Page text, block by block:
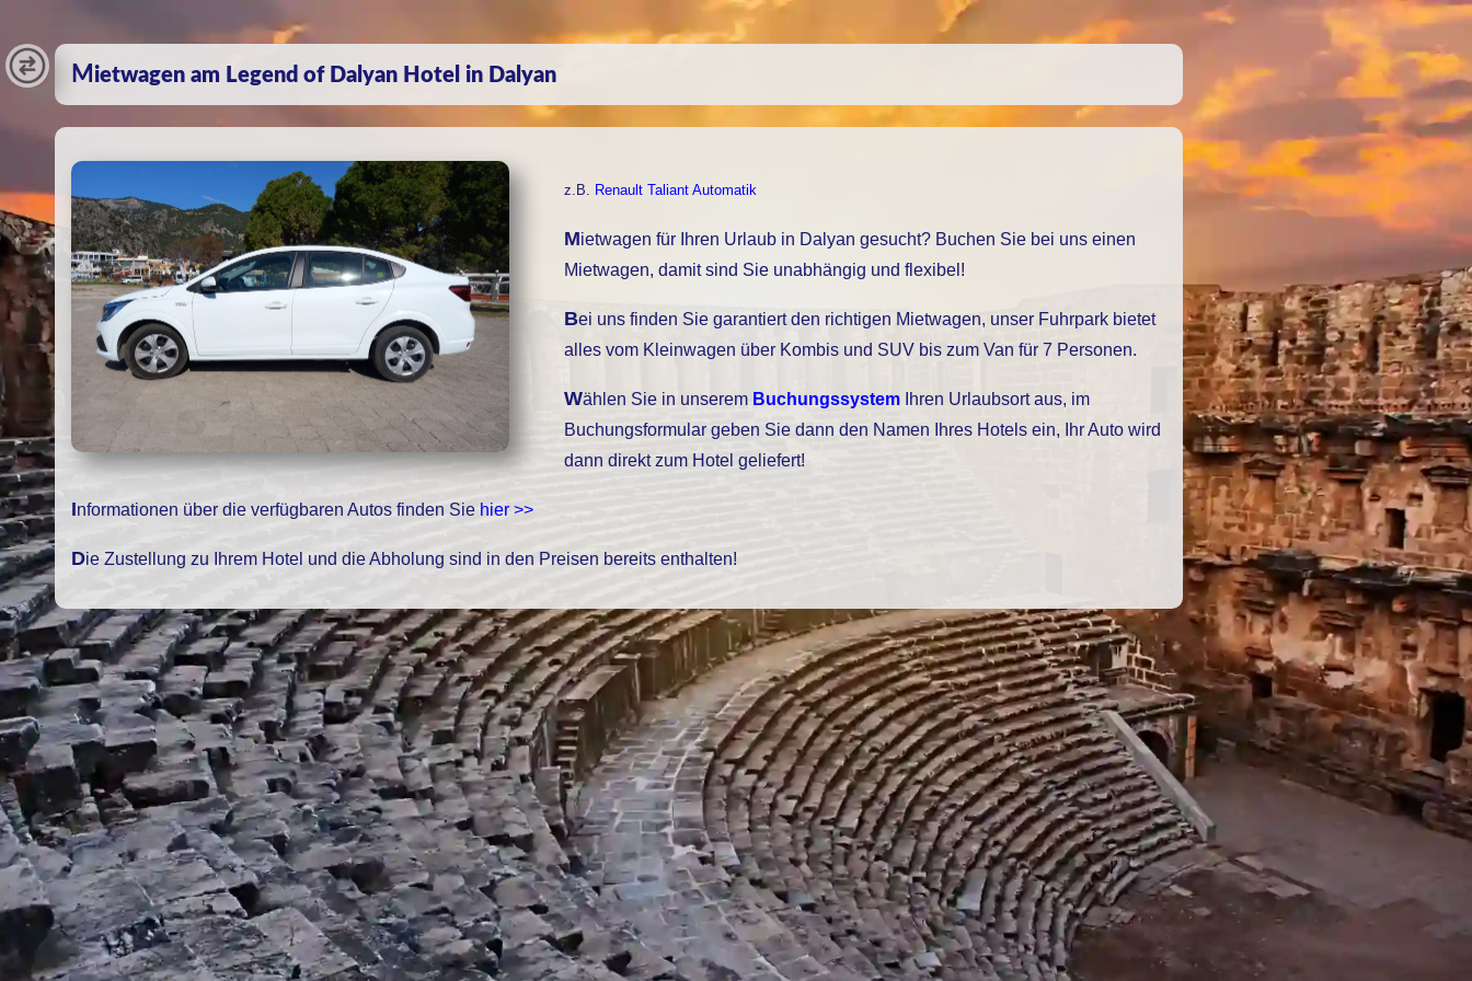
Mietwagen am Legend of Dalyan Hotel in Dalyan
z.B. Renault Taliant Automatik
Mietwagen für Ihren Urlaub in Dalyan gesucht? Buchen Sie bei uns einen
Mietwagen, damit sind Sie unabhängig und flexibel!
Bei uns finden Sie garantiert den richtigen Mietwagen, unser Fuhrpark bietet
alles vom Kleinwagen über Kombis und SUV bis zum Van für 7 Personen.
Wählen Sie in unserem Buchungssystem Ihren Urlaubsort aus, im
Buchungsformular geben Sie dann den Namen Ihres Hotels ein, Ihr Auto wird
dann direkt zum Hotel geliefert!
Informationen über die verfügbaren Autos finden Sie hier >>
Die Zustellung zu Ihrem Hotel und die Abholung sind in den Preisen bereits enthalten!